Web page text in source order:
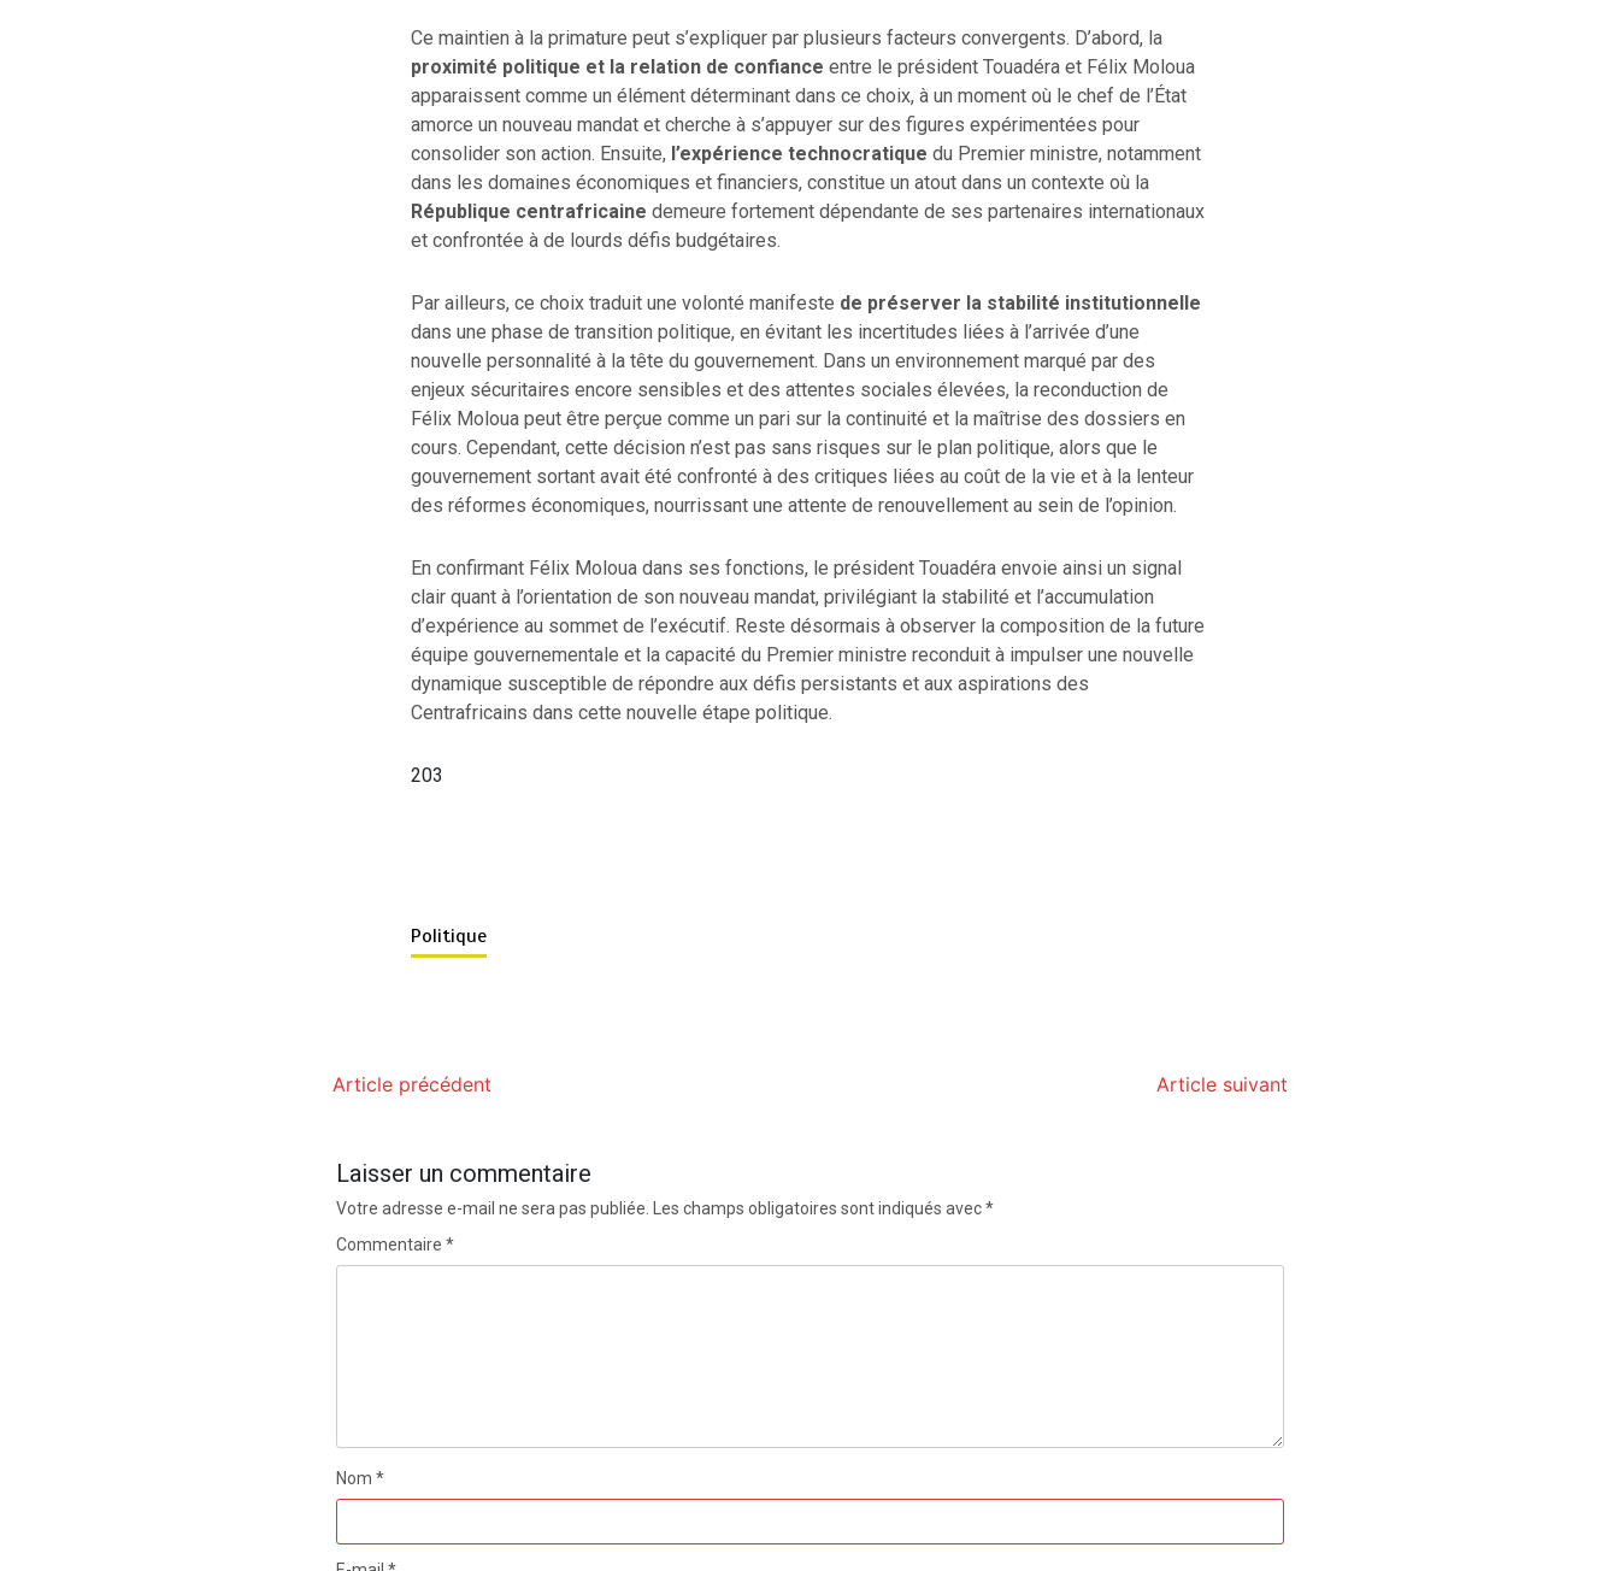
Ce maintien à la primature peut s’expliquer par plusieurs facteurs convergents. D’abord, la
proximité politique et la relation de confiance entre le président Touadéra et Félix Moloua
apparaissent comme un élément déterminant dans ce choix, à un moment où le chef de l’État
amorce un nouveau mandat et cherche à s’appuyer sur des figures expérimentées pour
consolider son action. Ensuite, l’expérience technocratique du Premier ministre, notamment
dans les domaines économiques et financiers, constitue un atout dans un contexte où la
République centrafricaine demeure fortement dépendante de ses partenaires internationaux
et confrontée à de lourds défis budgétaires.
Par ailleurs, ce choix traduit une volonté manifeste de préserver la stabilité institutionnelle
dans une phase de transition politique, en évitant les incertitudes liées à l’arrivée d’une
nouvelle personnalité à la tête du gouvernement. Dans un environnement marqué par des
enjeux sécuritaires encore sensibles et des attentes sociales élevées, la reconduction de
Félix Moloua peut être perçue comme un pari sur la continuité et la maîtrise des dossiers en
cours. Cependant, cette décision n’est pas sans risques sur le plan politique, alors que le
gouvernement sortant avait été confronté à des critiques liées au coût de la vie et à la lenteur
des réformes économiques, nourrissant une attente de renouvellement au sein de l’opinion.
En confirmant Félix Moloua dans ses fonctions, le président Touadéra envoie ainsi un signal
clair quant à l’orientation de son nouveau mandat, privilégiant la stabilité et l’accumulation
d’expérience au sommet de l’exécutif. Reste désormais à observer la composition de la future
équipe gouvernementale et la capacité du Premier ministre reconduit à impulser une nouvelle
dynamique susceptible de répondre aux défis persistants et aux aspirations des
Centrafricains dans cette nouvelle étape politique.
203
Politique
Article précédent Article suivant
Laisser un commentaire
Votre adresse e-mail ne sera pas publiée. Les champs obligatoires sont indiqués avec*
Commentaire *
Nom *